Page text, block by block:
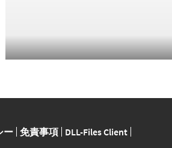
ー 免責事項 DLL-Files Client